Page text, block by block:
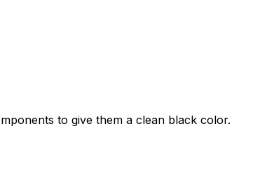
to give them a clean black color.